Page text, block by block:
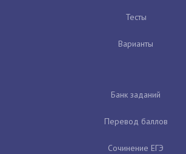
Тесты
Варианты
Банк заданий
Перевод баллов
Сочинение ЕГЭ